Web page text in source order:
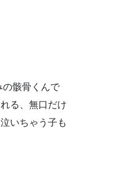
骸骨くんで
る、無口だけ
いちゃう子も